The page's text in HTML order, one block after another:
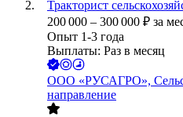
Тракторист
200 000 – 300 000 ₽ за
Опыт 1-3 года
Выплаты: Раз в месяц
ООО «РУСАГРО»,
направление